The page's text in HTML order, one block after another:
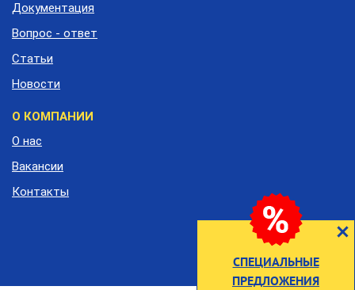
СПЕЦИАЛЬНЫЕ
ПРЕДЛОЖЕНИЯ
Документация
Вопрос - ответ
Статьи
Новости
О КОМПАНИИ
О нас
Вакансии
Контакты